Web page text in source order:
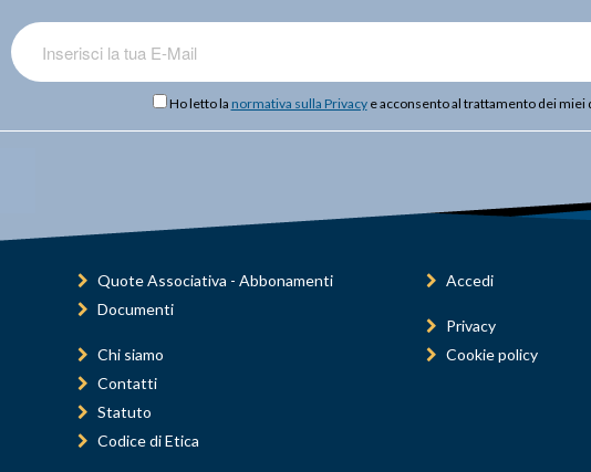
Ho letto la normativa sulla Privacye acconsento al trattamento dei miei
Quote Associativa - Abbonamenti
Documenti
Chi siamo
Contatti
Statuto
Codice di Etica
Accedi
Privacy
Cookie policy